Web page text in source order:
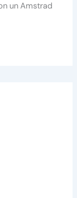
un Amstrad